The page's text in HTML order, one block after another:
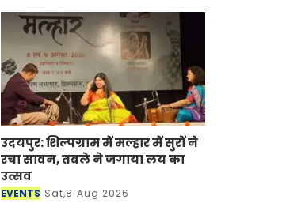
उदयपुर: शिल्पग्राम में मल्हार में सुरों ने
रचा सावन, तबले ने जगाया लय का
उत्सव
EVENTS Sat,8 Aug 2026